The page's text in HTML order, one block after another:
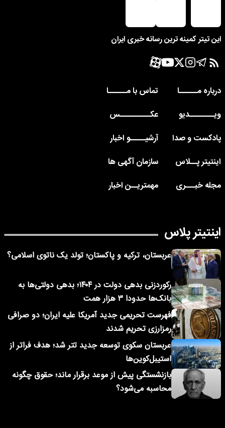
این تیتر کمینه ترین رسانه خبری ایران
درباره مــــــا
تماس با مــــــا
ویــــــــدیو
عکــــــــــس
پادکست و صدا
آرشیـــــو اخبار
اینتیتر پــلاس
سازمان آگهی ها
مجله خبـــری
مهمتریــن اخبار
اینتیتر پلاس
عربستان، ترکیه و پاکستان؛ تولد یک ناتوی اسلامی؟
رکوردزنی بدهی دولت در ۱۴۰۴؛ بدهی دولتی‌ها به
بانک‌ها حدودا ۳ هزار همت
فهرست تحریمی جدید آمریکا علیه ایران؛ دو صرافی
رمزارزی تحریم شدند
عربستان سکوی توسعه جدید تتر شد؛ هدف فراتر از
استیبل‌کوین‌ها
بازنشستگی پیش از موعد برقرار ماند؛ حقوق چگونه
محاسبه می‌شود؟